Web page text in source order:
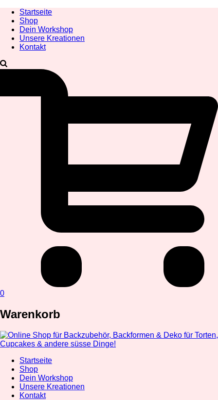
Startseite
Shop
Dein Workshop
Unsere Kreationen
Kontakt
0
Warenkorb
Startseite
Shop
Dein Workshop
Unsere Kreationen
Kontakt